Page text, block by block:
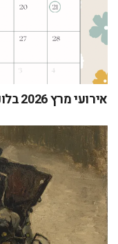
אירועי מרץ 2026 בלונדון – לוח אירועים מלא ותאריכים